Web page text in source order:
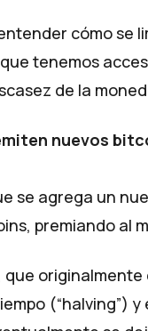
cómo se
tenemos
de la
nuevos
se agrega un
premiando al
que
(“halving”)